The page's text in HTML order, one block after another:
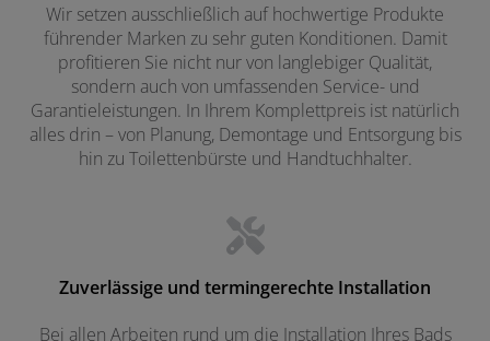
Wir setzen ausschließlich auf hochwertige Produkte
führender Marken zu sehr guten Konditionen. Damit
profitieren Sie nicht nur von langlebiger Qualität,
sondern auch von umfassenden Service- und
Garantieleistungen. In Ihrem Komplettpreis ist natürlich
alles drin – von Planung, Demontage und Entsorgung bis
hin zu Toilettenbürste und Handtuchhalter.
Zuverlässige und termingerechte Installation
Bei allen Arbeiten rund um die Installation Ihres Bads